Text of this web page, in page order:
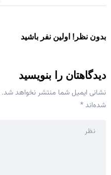
بدون نظر! اولین نفر باشید
دیدگاهتان را بنویسید
نشانی ایمیل شما منتشر نخواهد شد.
شده‌اند*